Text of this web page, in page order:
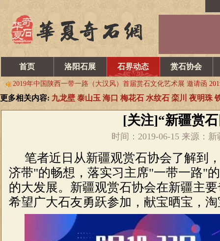
首页 洛阳石展 石界动态 赏石协会
收官之战：12月31日中国宣石精品（上海）展
中国•石家庄第十七届观赏石博览会邀请函
2019-11-14
观赏石的
2019年中国陕西一带一路（大汉风）首届赏石文化艺术展 邀请函
​中国·天津|首届运河杯盆景赏石艺术展暨“2020石非石”海选【 2019-
第八个全国赏石日暨2019首届中国东营国际赏石文化旅游博览会
2019-06-15
请看韩中第六届寿
收官之战：12月31日中国宣石精品（上海）展 2019-12-17
重庆
中国•石家庄第十七届观赏石博览会邀请函
观赏石的
2019年中国陕西一带一路（大汉风）首届赏石文化艺术展 邀请函
​中国·天津|首届运河杯盆景赏石艺术展暨“2020石非石”海选【 2019-
第八个全国赏石日暨2019首届中国东营国际赏石文化旅游博览会
乌拉特后旗石展开幕 交易火爆 2019-06-15 请看韩中第六届寿石
更多相关内容: 九龙壁 泰山玉 海口 梅花石 水纹石 栾川 夜明珠
[关注]“新疆赏
时间：2019-06-15 来源：
笔者近日从新疆观赏石协会了解到
济带"的畅想，落实习主席"一带一路"
的大发展。新疆观赏石协会在新疆主
希望广大石友勇跃参加，献宝晒宝，